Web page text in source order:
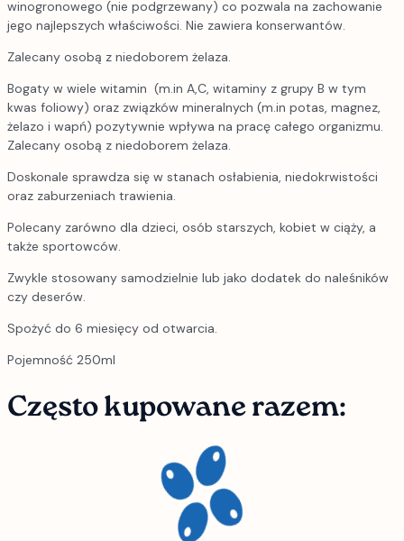
winogronowego (nie podgrzewany) co pozwala na zachowanie
jego najlepszych właściwości. Nie zawiera konserwantów.
Zalecany osobą z niedoborem żelaza.
Bogaty w wiele witamin (m.in A,C, witaminy z grupy B w tym
kwas foliowy) oraz związków mineralnych (m.in potas, magnez,
żelazo i wapń) pozytywnie wpływa na pracę całego organizmu.
Zalecany osobą z niedoborem żelaza.
Doskonale sprawdza się w stanach osłabienia, niedokrwistości
oraz zaburzeniach trawienia.
Polecany zarówno dla dzieci, osób starszych, kobiet w ciąży, a
także sportowców.
Zwykle stosowany samodzielnie lub jako dodatek do naleśników
czy deserów.
Spożyć do 6 miesięcy od otwarcia.
Pojemność 250ml
Często kupowane razem: